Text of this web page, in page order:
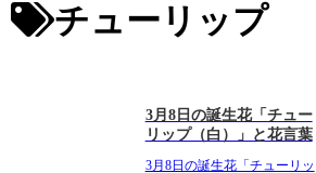
チューリップ
3月8日の誕生花「チュー
リップ（白）」と花言葉
3月8日の誕生花「チューリッ